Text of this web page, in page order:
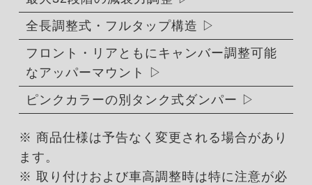
全長調整式・フルタップ構造
フロント・リアともにキャンバー調整可能
なアッパーマウント
ピンクカラーの別タンク式ダンパー
※ 商品仕様は予告なく変更される場合があり
ます。
※ 取り付けおよび車高調整時は特に注意が必